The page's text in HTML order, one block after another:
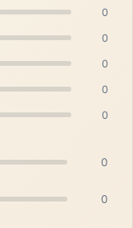
0
0
0
0
0
0
0